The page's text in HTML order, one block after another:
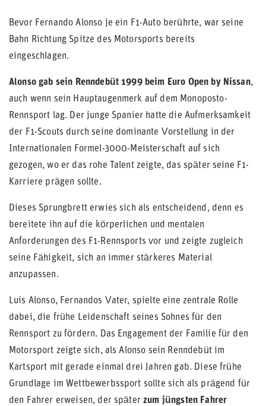
Bevor Fernando Alonso je ein F1-Auto berührte, war seine
Bahn Richtung Spitze des Motorsports bereits
eingeschlagen.
Alonso gab sein Renndebüt 1999 beim Euro Open by Nissan,
auch wenn sein Hauptaugenmerk auf dem Monoposto-
Rennsport lag. Der junge Spanier hatte die Aufmerksamkeit
der F1-Scouts durch seine dominante Vorstellung in der
Internationalen Formel-3000-Meisterschaft auf sich
gezogen, wo er das rohe Talent zeigte, das später seine F1-
Karriere prägen sollte.
Dieses Sprungbrett erwies sich als entscheidend, denn es
bereitete ihn auf die körperlichen und mentalen
Anforderungen des F1-Rennsports vor und zeigte zugleich
seine Fähigkeit, sich an immer stärkeres Material
anzupassen.
Luis Alonso, Fernandos Vater, spielte eine zentrale Rolle
dabei, die frühe Leidenschaft seines Sohnes für den
Rennsport zu fördern. Das Engagement der Familie für den
Motorsport zeigte sich, als Alonso sein Renndebüt im
Kartsport mit gerade einmal drei Jahren gab. Diese frühe
Grundlage im Wettbewerbssport sollte sich als prägend für
den Fahrer erweisen, der späterzum jüngsten Fahrer